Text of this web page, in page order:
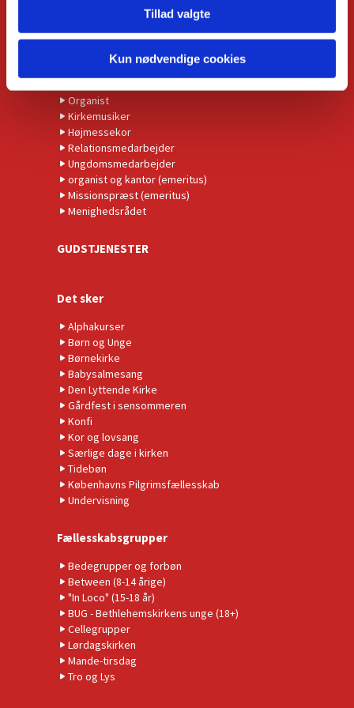
Tillad valgte
Kun nødvendige cookies
Kirkens præster
Administrationschef
Organist
Kirkemusiker
Højmessekor
Relationsmedarbejder
Ungdomsmedarbejder
organist og kantor (emeritus)
Missionspræst (emeritus)
Menighedsrådet
GUDSTJENESTER
Det sker
Alphakurser
Børn og Unge
Børnekirke
Babysalmesang
Den Lyttende Kirke
Gårdfest i sensommeren
Konfi
Kor og lovsang
Særlige dage i kirken
Tidebøn
Københavns Pilgrimsfællesskab
Undervisning
Fællesskabsgrupper
Bedegrupper og forbøn
Between (8-14 årige)
"In Loco" (15-18 år)
BUG - Bethlehemskirkens unge (18+)
Cellegrupper
Lørdagskirken
Mande-tirsdag
Tro og Lys